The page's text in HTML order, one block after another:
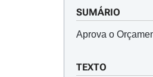
SUMÁRIO
Aprova o
TEXTO